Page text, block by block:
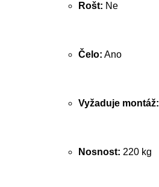
Rošt: Ne
Čelo: Ano
Vyžaduje montáž:
Nosnost: 220 kg